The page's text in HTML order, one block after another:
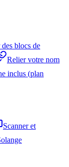
blocs de
Relier votre nom
inclus (plan
Scanner et